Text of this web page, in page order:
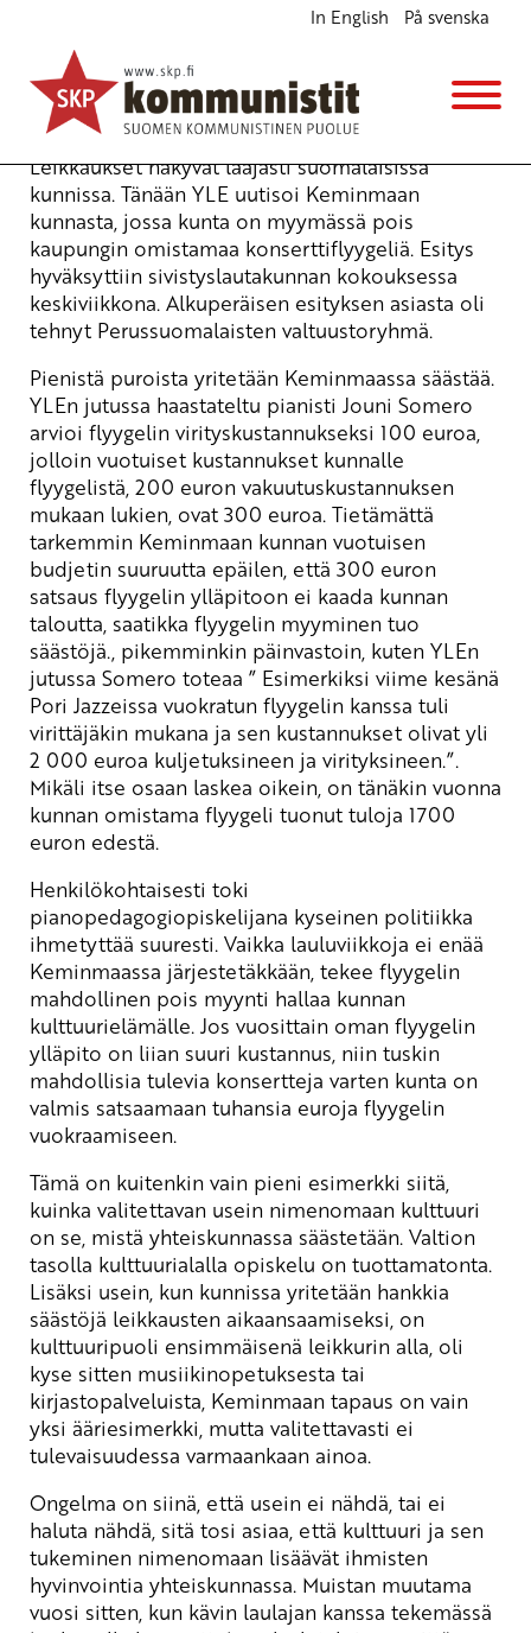
In English På svenska
Kulttuuri luo hyvinvointia
Blogi
25.11.2014 - 9:18
Leikkaukset näkyvät laajasti suomalaisissa
kunnissa. Tänään YLE uutisoi Keminmaan
kunnasta, jossa kunta on myymässä pois
kaupungin omistamaa konserttiflyygeliä. Esitys
hyväksyttiin sivistyslautakunnan kokouksessa
keskiviikkona. Alkuperäisen esityksen asiasta oli
tehnyt Perussuomalaisten valtuustoryhmä.
Pienistä puroista yritetään Keminmaassa säästää.
YLEn jutussa haastateltu pianisti Jouni Somero
arvioi flyygelin virityskustannukseksi 100 euroa,
jolloin vuotuiset kustannukset kunnalle
flyygelistä, 200 euron vakuutuskustannuksen
mukaan lukien, ovat 300 euroa. Tietämättä
tarkemmin Keminmaan kunnan vuotuisen
budjetin suuruutta epäilen, että 300 euron
satsaus flyygelin ylläpitoon ei kaada kunnan
taloutta, saatikka flyygelin myyminen tuo
säästöjä., pikemminkin päinvastoin, kuten YLEn
jutussa Somero toteaa ” Esimerkiksi viime kesänä
Pori Jazzeissa vuokratun flyygelin kanssa tuli
virittäjäkin mukana ja sen kustannukset olivat yli
2 000 euroa kuljetuksineen ja virityksineen.”.
Mikäli itse osaan laskea oikein, on tänäkin vuonna
kunnan omistama flyygeli tuonut tuloja 1700
euron edestä.
Henkilökohtaisesti toki
pianopedagogiopiskelijana kyseinen politiikka
ihmetyttää suuresti. Vaikka lauluviikkoja ei enää
Keminmaassa järjestetäkkään, tekee flyygelin
mahdollinen pois myynti hallaa kunnan
kulttuurielämälle. Jos vuosittain oman flyygelin
ylläpito on liian suuri kustannus, niin tuskin
mahdollisia tulevia konsertteja varten kunta on
valmis satsaamaan tuhansia euroja flyygelin
vuokraamiseen.
Tämä on kuitenkin vain pieni esimerkki siitä,
kuinka valitettavan usein nimenomaan kulttuuri
on se, mistä yhteiskunnassa säästetään. Valtion
tasolla kulttuurialalla opiskelu on tuottamatonta.
Lisäksi usein, kun kunnissa yritetään hankkia
säästöjä leikkausten aikaansaamiseksi, on
kulttuuripuoli ensimmäisenä leikkurin alla, oli
kyse sitten musiikinopetuksesta tai
kirjastopalveluista, Keminmaan tapaus on vain
yksi ääriesimerkki, mutta valitettavasti ei
tulevaisuudessa varmaankaan ainoa.
Ongelma on siinä, että usein ei nähdä, tai ei
haluta nähdä, sitä tosi asiaa, että kulttuuri ja sen
tukeminen nimenomaan lisäävät ihmisten
hyvinvointia yhteiskunnassa. Muistan muutama
vuosi sitten, kun kävin laulajan kanssa tekemässä